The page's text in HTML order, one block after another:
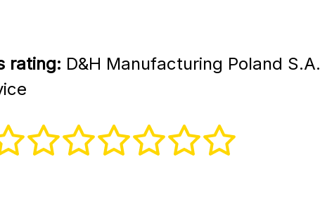
rating: D&H Manufacturing Poland S.A.